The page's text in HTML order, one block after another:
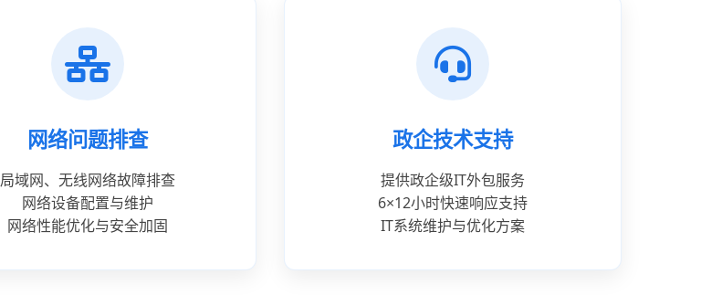
网络问题排查
局域网、无线网络故障排查
网络设备配置与维护
网络性能优化与安全加固
政企技术支持
提供政企级IT外包服务
6×12小时快速响应支持
IT系统维护与优化方案